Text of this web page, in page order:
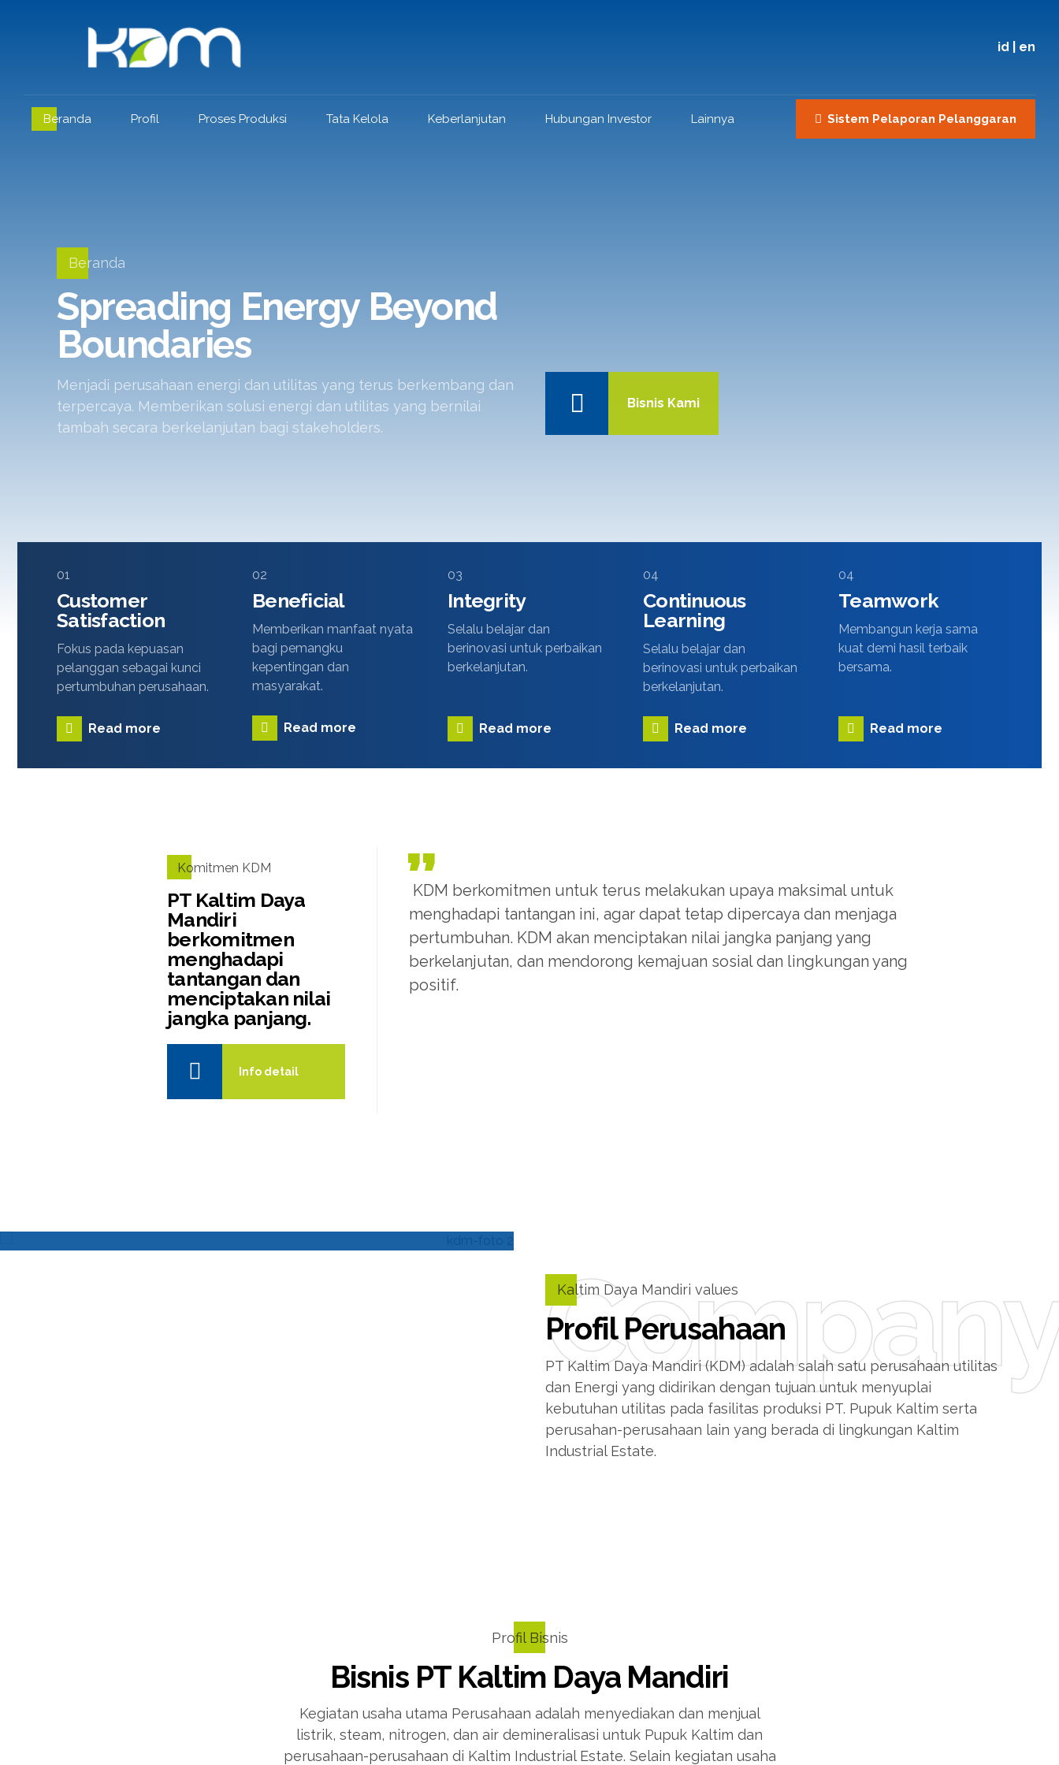
id en
Sistem Pelaporan Pelanggaran
Beranda Profil Proses Produksi Tata Kelola Keberlanjutan Hubungan Investor Lainnya
Beranda
Spreading Energy Beyond
Boundaries
Menjadi perusahaan energi dan utilitas yang terus berkembang dan
terpercaya. Memberikan solusi energi dan utilitas yang bernilai
tambah secara berkelanjutan bagi stakeholders.
Bisnis Kami
01
Customer
Satisfaction
Fokus pada kepuasan
pelanggan sebagai kunci
pertumbuhan perusahaan.
Read more
02
Beneficial
Memberikan manfaat nyata
bagi pemangku
kepentingan dan
masyarakat.
Read more
03
Integrity
Selalu belajar dan
berinovasi untuk perbaikan
berkelanjutan.
Read more
04
Continuous
Learning
Selalu belajar dan
berinovasi untuk perbaikan
berkelanjutan.
Read more
04
Teamwork
Membangun kerja sama
kuat demi hasil terbaik
bersama.
Read more
Komitmen KDM
PT Kaltim Daya
Mandiri
berkomitmen
menghadapi
tantangan dan
menciptakan nilai
jangka panjang.
Info detail
KDM berkomitmen untuk terus melakukan upaya maksimal untuk
menghadapi tantangan ini, agar dapat tetap dipercaya dan menjaga
pertumbuhan. KDM akan menciptakan nilai jangka panjang yang
berkelanjutan, dan mendorong kemajuan sosial dan lingkungan yang
positif.
Kaltim Daya Mandiri values
Profil Perusahaan
PT Kaltim Daya Mandiri (KDM) adalah salah satu perusahaan utilitas
dan Energi yang didirikan dengan tujuan untuk menyuplai
kebutuhan utilitas pada fasilitas produksi PT. Pupuk Kaltim serta
perusahan-perusahaan lain yang berada di lingkungan Kaltim
Industrial Estate.
Profil Bisnis
Bisnis PT Kaltim Daya Mandiri
Kegiatan usaha utama Perusahaan adalah menyediakan dan menjual
listrik, steam, nitrogen, dan air demineralisasi untuk Pupuk Kaltim dan
perusahaan-perusahaan di Kaltim Industrial Estate. Selain kegiatan usaha